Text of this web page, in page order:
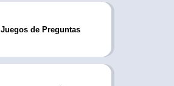
Juegos de Preguntas